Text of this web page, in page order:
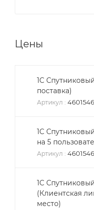
Цены
1С
поставка)
Артикул :
1С
на 5
Артикул :
1С
(Клиентская
место)